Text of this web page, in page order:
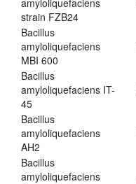
amyloliquefaciens
strain FZB24
Bacillus
amyloliquefaciens
MBI 600
Bacillus
amyloliquefaciens IT-
45
Bacillus
amyloliquefaciens
AH2
Bacillus
amyloliquefaciens